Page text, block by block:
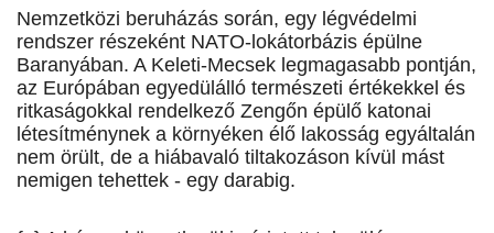
Nemzetközi beruházás során, egy légvédelmi
rendszer részeként NATO-lokátorbázis épülne
Baranyában. A Keleti-Mecsek legmagasabb pontján,
az Európában egyedülálló természeti értékekkel és
ritkaságokkal rendelkező Zengőn épülő katonai
létesítménynek a környéken élő lakosság egyáltalán
nem örült, de a hiábavaló tiltakozáson kívül mást
nemigen tehettek - egy darabig.